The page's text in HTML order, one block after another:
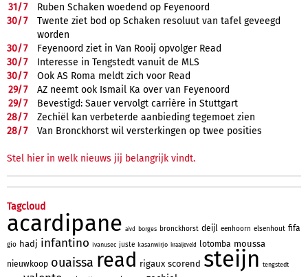
31/7
Ruben Schaken woedend op Feyenoord
30/7
Twente ziet bod op Schaken resoluut van tafel geveegd
worden
30/7
Feyenoord ziet in Van Rooij opvolger Read
30/7
Interesse in Tengstedt vanuit de MLS
30/7
Ook AS Roma meldt zich voor Read
29/7
AZ neemt ook Ismail Ka over van Feyenoord
29/7
Bevestigd: Sauer vervolgt carrière in Stuttgart
28/7
Zechiël kan verbeterde aanbieding tegemoet zien
28/7 Van Bronckhorst wil versterkingen op twee posities
Stel hier in welk nieuws jij belangrijk vindt.
Tagcloud
acardipane aivd borges bronckhorst deijl eenhoorn elsenhout fifa
gio hadj infantino ivanusec juste kasanwirjo kraaijeveld lotomba moussa
nieuwkoop ouaissa read rigaux scorend steijn tengstedt